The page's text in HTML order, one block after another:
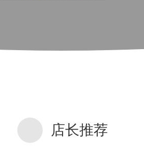
店长推荐